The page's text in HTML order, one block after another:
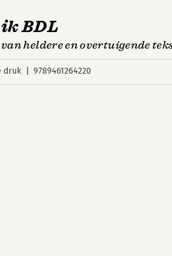
BDL
heldere en overtuigende
druk 9789461264220